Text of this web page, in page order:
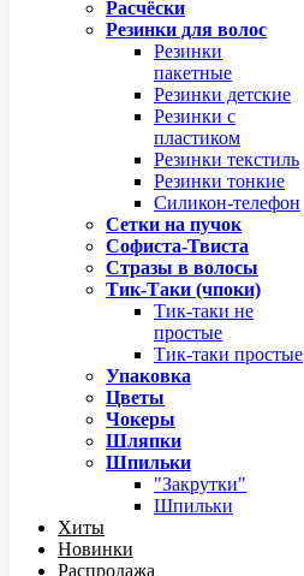
Расчёски
Резинки для волос
Резинки
пакетные
Резинки детские
Резинки с
пластиком
Резинки текстиль
Резинки тонкие
Силикон-телефон
Сетки на пучок
Софиста-Твиста
Стразы в волосы
Тик-Таки (чпоки)
Тик-таки не
простые
Тик-таки простые
Упаковка
Цветы
Чокеры
Шляпки
Шпильки
"Закрутки"
Шпильки
Хиты
Новинки
Распродажа